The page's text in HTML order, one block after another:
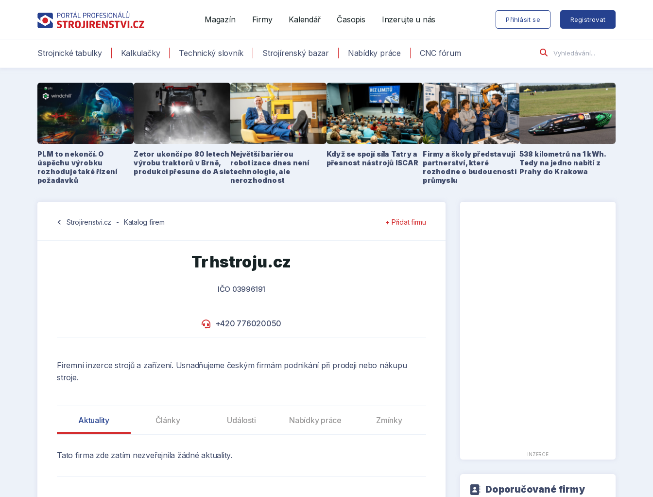
Magazín Firmy Kalendář Časopis Inzerujte u nás Přihlásit se Registrovat
Strojnické tabulky Kalkulačky Technický slovník Strojírenský bazar Nabídky práce CNC fórum
PLM to nekončí. O
úspěchu výrobku
rozhoduje také řízení
požadavků
Zetor ukončí po 80 letech
výrobu traktorů v Brně,
produkci přesune do Asie
Největší bariérou
robotizace dnes není
technologie, ale
nerozhodnost
Když se spojí síla Tatry a
přesnost nástrojů ISCAR
Firmy a školy představují
partnerství, které
rozhodne o budoucnosti
průmyslu
538 kilometrů na 1 kWh.
Tedy na jedno nabití z
Prahy do Krakowa
chevron_left Strojirenstvi.cz - Katalog firem + Přidat firmu
Trhstroju.cz
IČO 03996191
+420 776020050
Firemní inzerce strojů a zařízení. Usnadňujeme českým firmám podnikání při prodeji nebo nákupu
stroje.
Aktuality Články Události Nabídky práce Zmínky
Tato firma zde zatím nezveřejnila žádné aktuality. INZERCE
Doporučované firmy